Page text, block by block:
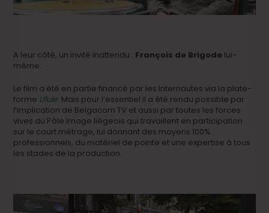
A leur côté, un invité inattendu : François de Brigode lui-
même.
Le film a été en partie financé par les Internautes via la plate-
forme Ulule. Mais pour l’essentiel il a été rendu possible par
l’implication de Belgacom TV et aussi par toutes les forces
vives du Pôle Image liégeois qui travaillent en participation
sur le court métrage, lui donnant des moyens 100%
professionnels, du matériel de pointe et une expertise à tous
les stades de la production.